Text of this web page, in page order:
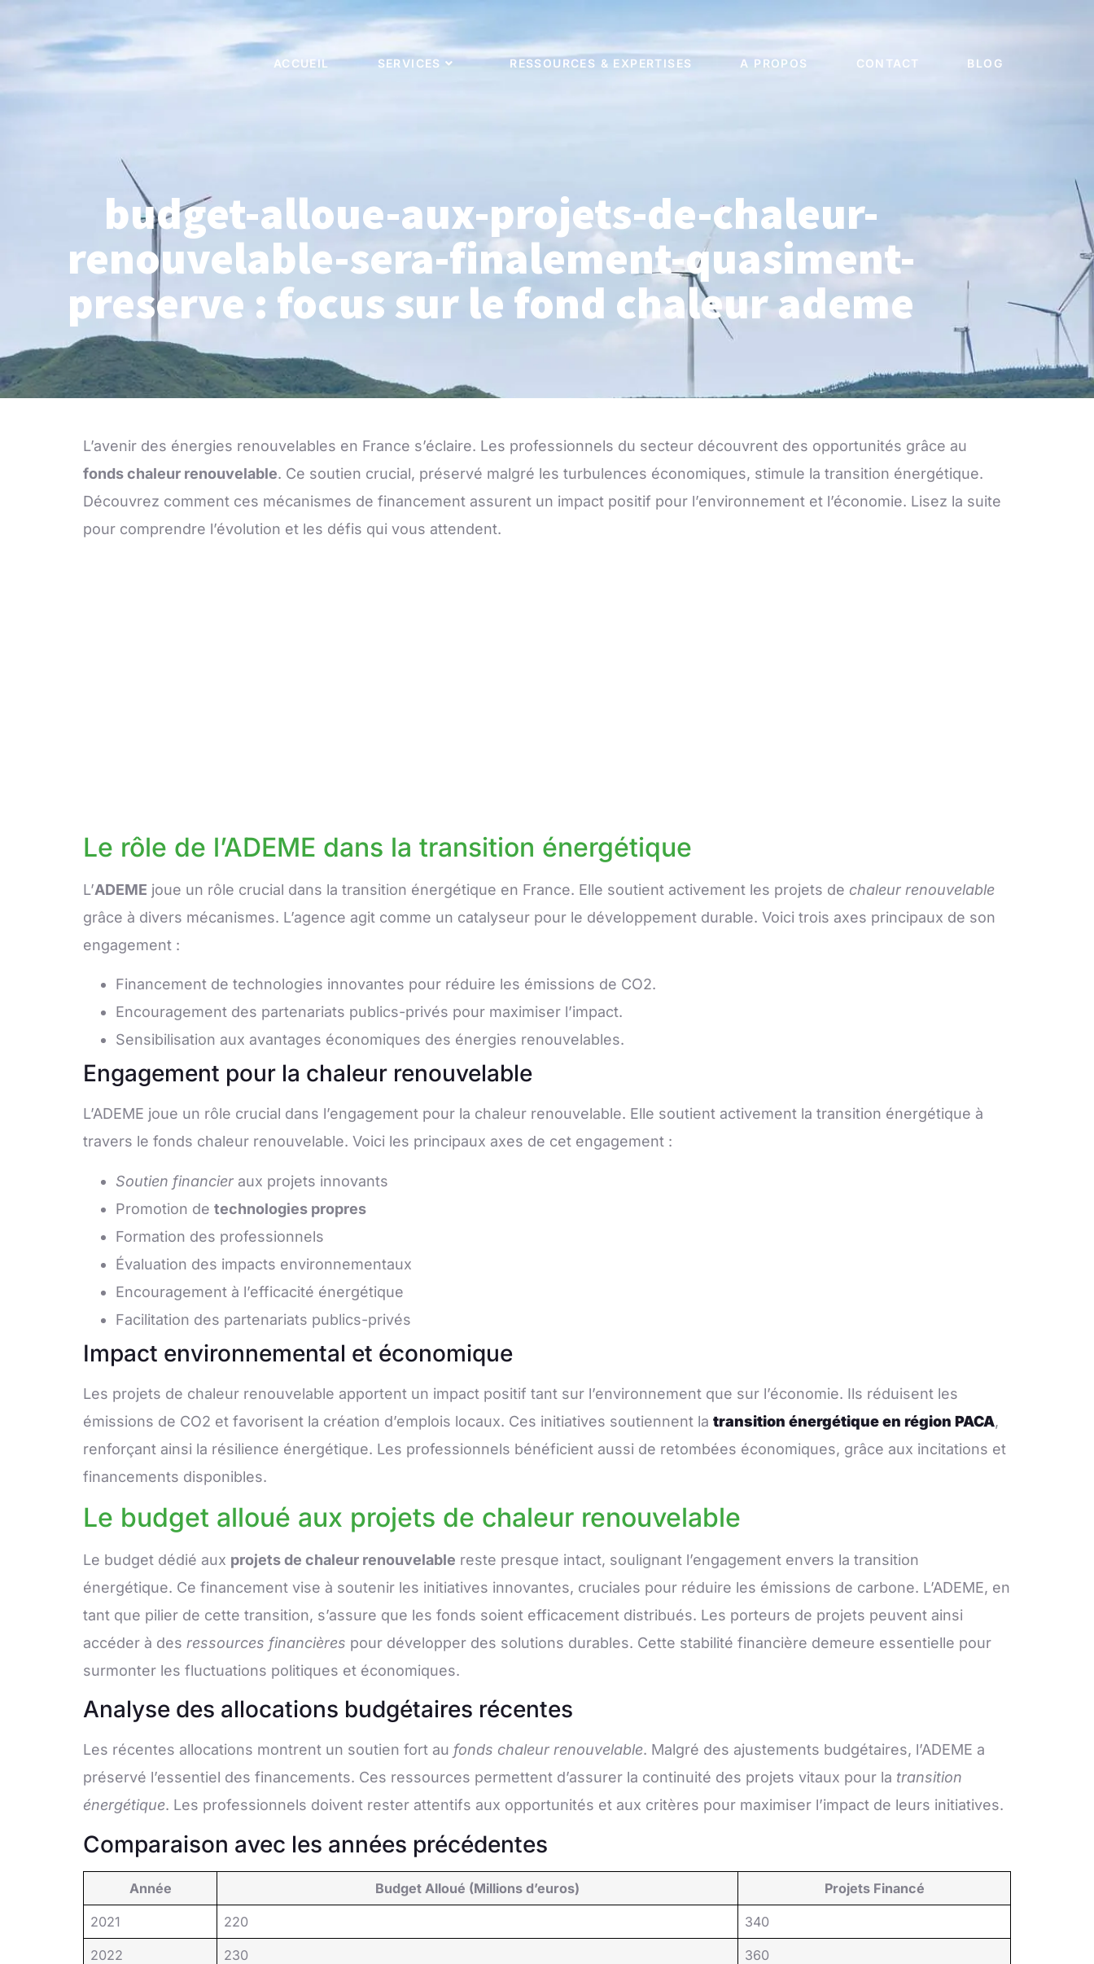
ACCUEIL SERVICES RESSOURCES & EXPERTISES A PROPOS CONTACT BLOG
budget-alloue-aux-projets-de-chaleur-
renouvelable-sera-finalement-quasiment-
preserve : focus sur le fond chaleur ademe
L’avenir des énergies renouvelables en France s’éclaire. Les professionnels du secteur découvrent des opportunités grâce au
fonds chaleur renouvelable. Ce soutien crucial, préservé malgré les turbulences économiques, stimule la transition énergétique.
Découvrez comment ces mécanismes de financement assurent un impact positif pour l’environnement et l’économie. Lisez la suite
pour comprendre l’évolution et les défis qui vous attendent.
Le rôle de l’ADEME dans la transition énergétique
L’ADEME joue un rôle crucial dans la transition énergétique en France. Elle soutient activement les projets de chaleur renouvelable
grâce à divers mécanismes. L’agence agit comme un catalyseur pour le développement durable. Voici trois axes principaux de son
engagement :
Financement de technologies innovantes pour réduire les émissions de CO2.
Encouragement des partenariats publics-privés pour maximiser l’impact.
Sensibilisation aux avantages économiques des énergies renouvelables.
Engagement pour la chaleur renouvelable
L’ADEME joue un rôle crucial dans l’engagement pour la chaleur renouvelable. Elle soutient activement la transition énergétique à
travers le fonds chaleur renouvelable. Voici les principaux axes de cet engagement :
Soutien financier aux projets innovants
Promotion de technologies propres
Formation des professionnels
Évaluation des impacts environnementaux
Encouragement à l’efficacité énergétique
Facilitation des partenariats publics-privés
Impact environnemental et économique
Les projets de chaleur renouvelable apportent un impact positif tant sur l’environnement que sur l’économie. Ils réduisent les
émissions de CO2 et favorisent la création d’emplois locaux. Ces initiatives soutiennent la transition énergétique en région PACA,
renforçant ainsi la résilience énergétique. Les professionnels bénéficient aussi de retombées économiques, grâce aux incitations et
financements disponibles.
Le budget alloué aux projets de chaleur renouvelable
Le budget dédié aux projets de chaleur renouvelable reste presque intact, soulignant l’engagement envers la transition
énergétique. Ce financement vise à soutenir les initiatives innovantes, cruciales pour réduire les émissions de carbone. L’ADEME, en
tant que pilier de cette transition, s’assure que les fonds soient efficacement distribués. Les porteurs de projets peuvent ainsi
accéder à des ressources financières pour développer des solutions durables. Cette stabilité financière demeure essentielle pour
surmonter les fluctuations politiques et économiques.
Analyse des allocations budgétaires récentes
Les récentes allocations montrent un soutien fort au fonds chaleur renouvelable. Malgré des ajustements budgétaires, l’ADEME a
préservé l’essentiel des financements. Ces ressources permettent d’assurer la continuité des projets vitaux pour la transition
énergétique. Les professionnels doivent rester attentifs aux opportunités et aux critères pour maximiser l’impact de leurs initiatives.
Comparaison avec les années précédentes
Année Budget Alloué (Millions d’euros) Projets Financé
2021 220 340
2022 230 360